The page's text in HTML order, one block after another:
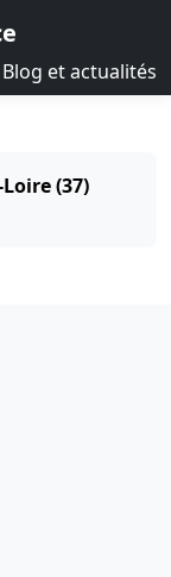
Blog et actualités
(37)